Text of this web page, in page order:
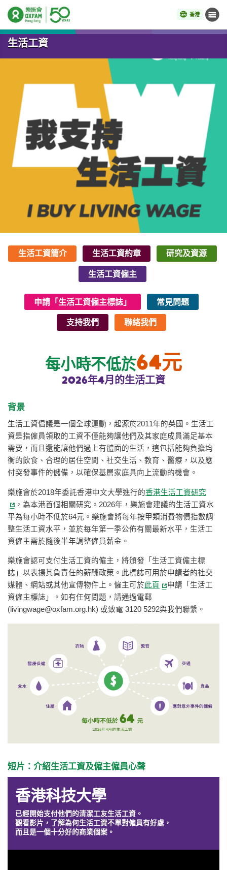
香港 目錄
開始主要內容
生活工資
生活工資簡介 生活工資約章 研究及資源
生活工資僱主
申請「生活工資僱主標誌」 常見問題
支持我們 聯絡我們
每小時不低於64元
2026年4月的生活工資
背景
生活工資倡議是一個全球運動，起源於2011年的英國。生活工
資是指僱員領取的工資不僅能夠讓他們及其家庭成員滿足基本
需要，而且還能讓他們過上有體面的生活，這包括能夠負擔均
衡的飲食、合理的居住空間、社交生活、教育、醫療，以及應
付突發事件的儲備，以確保基層家庭具向上流動的機會。
樂施會於2018年委託香港中文大學進行的香港生活工資研究
，為本港首個相關研究。2026年，樂施會建議的生活工資水
平為每小時不低於64元。樂施會將每年按甲類消費物價指數調
整生活工資水平，並於每年第一季公佈有關最新水平，生活工
資僱主需於隨後半年調整僱員薪金。
樂施會認可支付生活工資的僱主，將頒發「生活工資僱主標
誌」以表揚其負責任的薪酬政策。此標誌可用於申請者的社交
媒體、網站或其他宣傳物件上。僱主可於此頁
申請「生活工
資僱主標誌」。如有任何問題，請通過電郵
( livingwage@oxfam.org.hk) 或致電 3120 5292與我們聯繫。
短片：介紹生活工資及僱主僱員心聲
香港科技大學
已經開始支付他們的清潔工友生活工資。
觀看影片，了解為何生活工資不單對僱員有好處，
而且是一個十分好的商業個案。